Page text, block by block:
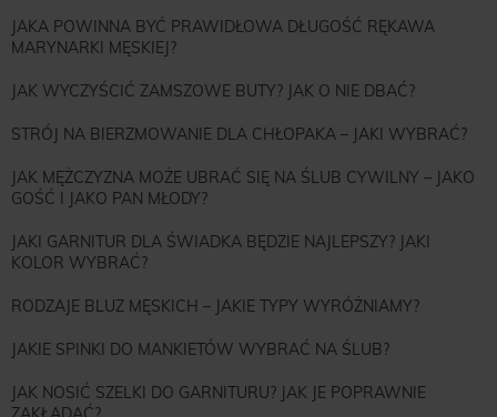
JAKA POWINNA BYĆ PRAWIDŁOWA DŁUGOŚĆ RĘKAWA
MARYNARKI MĘSKIEJ?
JAK WYCZYŚCIĆ ZAMSZOWE BUTY? JAK O NIE DBAĆ?
STRÓJ NA BIERZMOWANIE DLA CHŁOPAKA – JAKI WYBRAĆ?
JAK MĘŻCZYZNA MOŻE UBRAĆ SIĘ NA ŚLUB CYWILNY – JAKO
GOŚĆ I JAKO PAN MŁODY?
JAKI GARNITUR DLA ŚWIADKA BĘDZIE NAJLEPSZY? JAKI
KOLOR WYBRAĆ?
RODZAJE BLUZ MĘSKICH – JAKIE TYPY WYRÓŻNIAMY?
JAKIE SPINKI DO MANKIETÓW WYBRAĆ NA ŚLUB?
JAK NOSIĆ SZELKI DO GARNITURU? JAK JE POPRAWNIE